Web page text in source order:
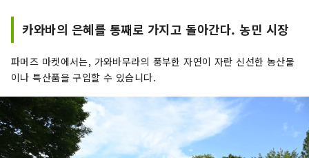
카와바의 은혜를 통째로 가지고 돌아간다. 농민 시장
파머즈 마켓에서는, 가와바무라의 풍부한 자연이 자란 신선한 농산물
이나 특산품을 구입할 수 있습니다.